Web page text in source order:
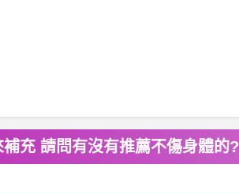
充 請問有沒有推薦不傷身體的?